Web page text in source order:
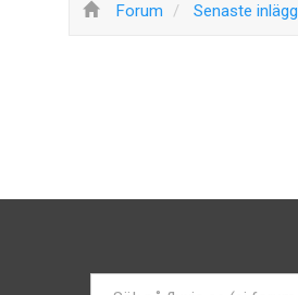
Forum Senaste inlägg